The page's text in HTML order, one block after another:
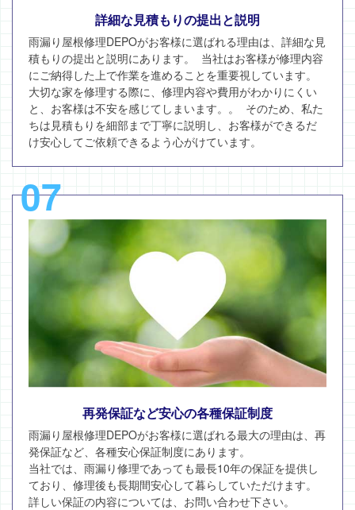
詳細な見積もりの提出と説明
雨漏り屋根修理DEPOがお客様に選ばれる理由は、詳細な見
積もりの提出と説明にあります。 当社はお客様が修理内容
にご納得した上で作業を進めることを重要視しています。
大切な家を修理する際に、修理内容や費用がわかりにくい
と、お客様は不安を感じてしまいます。。 そのため、私た
ちは見積もりを細部まで丁寧に説明し、お客様ができるだ
け安心してご依頼できるよう心がけています。
07
再発保証など安心の各種保証制度
雨漏り屋根修理DEPOがお客様に選ばれる最大の理由は、再
発保証など、各種安心保証制度にあります。
当社では、雨漏り修理であっても最長10年の保証を提供し
ており、修理後も長期間安心して暮らしていただけます。
詳しい保証の内容については、お問い合わせ下さい。